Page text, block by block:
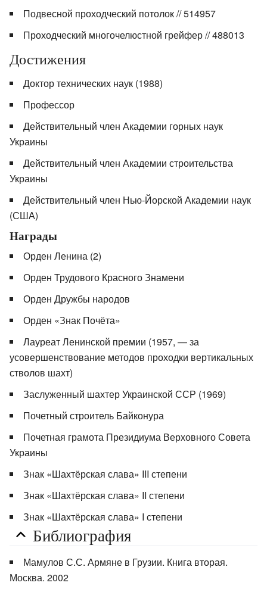
Подвесной проходческий потолок // 514957
Проходческий многочелюстной грейфер // 488013
Достижения
Доктор технических наук (1988)
Профессор
Действительный член Академии горных наук
Украины
Действительный член Академии строительства
Украины
Действительный член Нью-Йорской Академии наук
(США)
Награды
Орден Ленина (2)
Орден Трудового Красного Знамени
Орден Дружбы народов
Орден «Знак Почёта»
Лауреат Ленинской премии (1957, — за
усовершенствование методов проходки вертикальных
стволов шахт)
Заслуженный шахтер Украинской ССР (1969)
Почетный строитель Байконура
Почетная грамота Президиума Верховного Совета
Украины
Знак «Шахтёрская слава» III степени
Знак «Шахтёрская слава» II степени
Знак «Шахтёрская слава» I степени
Библиография
Мамулов С.С. Армяне в Грузии. Книга вторая.
Москва. 2002